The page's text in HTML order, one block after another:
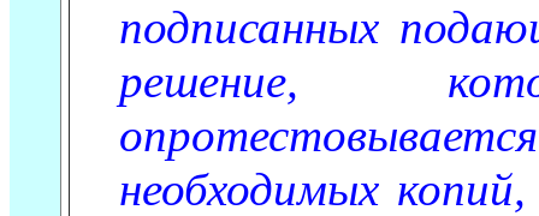
подписанных
решение,
необходимых